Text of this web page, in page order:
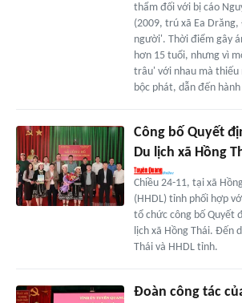
thẩm đối với bị cáo
(2009, trú xã Ea
người'. Thời điểm gây
hơn 15 tuổi, nhưng vì
trâu' với nhau mà thiếu
bộc phát, dẫn đến
Công bố Quyết
Du lịch xã Hồng
Chiều 24-11, tại xã
(HHDL) tỉnh phối hợp
tổ chức công bố Quyết
lịch xã Hồng Thái. Đến
Thái và HHDL tỉnh.
Đoàn công tác